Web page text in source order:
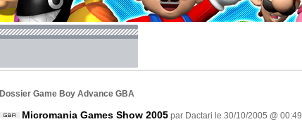
Dossier Game Boy Advance GBA
Micromania Games Show 2005par Dactari le 30/10/2005 @ 00:49